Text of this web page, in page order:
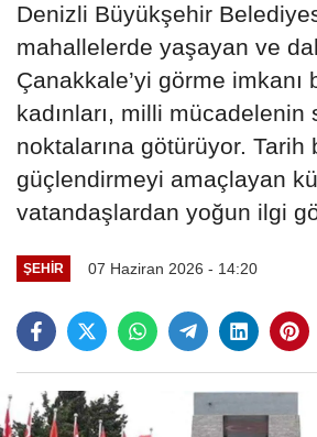
Denizli Büyükşehir
mahallelerde yaşayan ve
Çanakkale’yi görme imkanı
kadınları, milli mücadelenin
noktalarına götürüyor. Tarih
güçlendirmeyi amaçlayan
vatandaşlardan yoğun ilgi
ŞEHIR 07 Haziran 2026 - 14:20